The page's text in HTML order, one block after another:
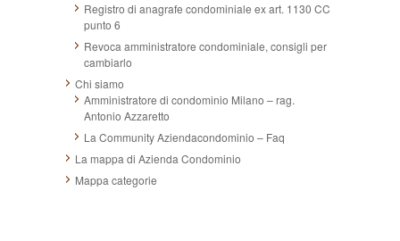
Registro di anagrafe condominiale ex art. 1130 CC
punto 6
Revoca amministratore condominiale, consigli per
cambiarlo
Chi siamo
Amministratore di condominio Milano – rag.
Antonio Azzaretto
La Community Aziendacondominio – Faq
La mappa di Azienda Condominio
Mappa categorie